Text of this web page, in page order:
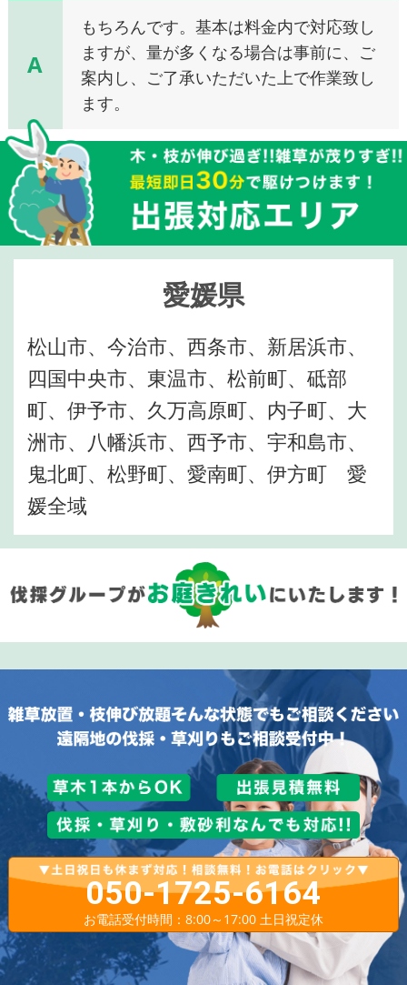
A
もちろんです。基本は料金内で対応致し
ますが、量が多くなる場合は事前に、ご
案内し、ご了承いただいた上で作業致し
ます。
愛媛県
松山市、今治市、西条市、新居浜市、
四国中央市、東温市、松前町、砥部
町、伊予市、久万高原町、内子町、大
洲市、八幡浜市、西予市、宇和島市、
鬼北町、松野町、愛南町、伊方町 愛
媛全域
050-1725-6164
お電話受付時間：8:00～17:00 土日祝定休